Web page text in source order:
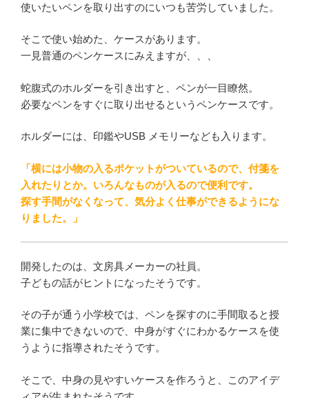
使いたいペンを取り出すのにいつも苦労していました。
そこで使い始めた、ケースがあります。
一見普通のペンケースにみえますが、、、
蛇腹式のホルダーを引き出すと、ペンが一目瞭然。
必要なペンをすぐに取り出せるというペンケースです。
ホルダーには、印鑑やUSB メモリーなども入ります。
「横には小物の入るポケットがついているので、付箋を
入れたりとか。いろんなものが入るので便利です。
探す手間がなくなって、気分よく仕事ができるようにな
りました。」
開発したのは、文房具メーカーの社員。
子どもの話がヒントになったそうです。
その子が通う小学校では、ペンを探すのに手間取ると授
業に集中できないので、中身がすぐにわかるケースを使
うように指導されたそうです。
そこで、中身の見やすいケースを作ろうと、このアイデ